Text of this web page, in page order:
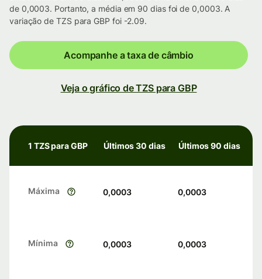
de 0,0003. Portanto, a média em 90 dias foi de 0,0003. A
variação de TZS para GBP foi -2.09.
Acompanhe a taxa de câmbio
Veja o gráfico de TZS para GBP
1 TZS para GBP Últimos 30 dias Últimos 90 dias
Máxima 0,0003 0,0003
Mínima 0,0003 0,0003